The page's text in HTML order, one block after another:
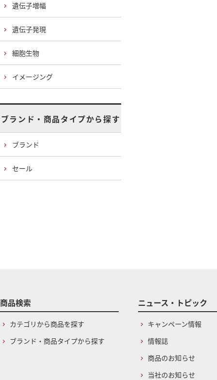
遺伝子増幅
遺伝子発現
細胞生物
イメージング
ブランド・商品タイプから探す
ブランド
セール
商品検索
カテゴリから商品を探す
ブランド・商品タイプから探す
ニュース・トピック
キャンペーン情報
情報誌
商品のお知らせ
当社のお知らせ